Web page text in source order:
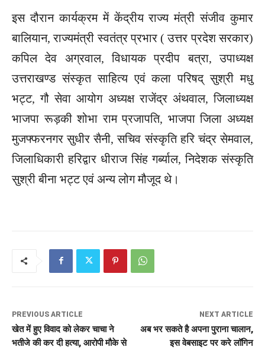
इस दौरान कार्यक्रम में केंद्रीय राज्य मंत्री संजीव कुमार
बालियान, राज्यमंत्री स्वतंत्र प्रभार ( उत्तर प्रदेश सरकार)
कपिल देव अग्रवाल, विधायक प्रदीप बत्रा, उपाध्यक्ष
उत्तराखण्ड संस्कृत साहित्य एवं कला परिषद् सुश्री मधु
भट्ट, गौ सेवा आयोग अध्यक्ष राजेंद्र अंथवाल, जिलाध्यक्ष
भाजपा रूड़की शोभा राम प्रजापति, भाजपा जिला अध्यक्ष
मुजफ्फरनगर सुधीर सैनी, सचिव संस्कृति हरि चंद्र सेमवाल,
जिलाधिकारी हरिद्वार धीराज सिंह गर्ब्याल, निदेशक संस्कृति
सुश्री बीना भट्ट एवं अन्य लोग मौजूद थे।
PREVIOUS ARTICLE
खेत में हुए विवाद को लेकर चाचा ने
भतीजे की कर दी हत्या, आरोपी मौके से
NEXT ARTICLE
अब भर सकते है अपना पुराना चालान,
इस वेबसाइट पर करे लॉगिन